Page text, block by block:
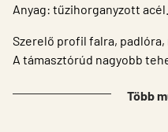
Choose languge
Anyag: tűzihorganyzott acél.
Szerelő profil falra,
A támasztórúd nagyobb
Több